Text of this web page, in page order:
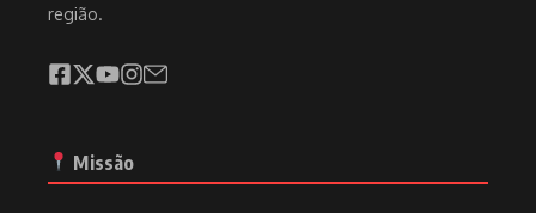
região.
Missão